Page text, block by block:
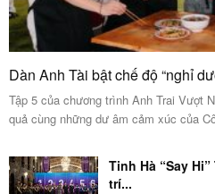
Dàn Anh Tài bật chế độ “nghỉ
Tập 5 của chương trình Anh Trai Vượt
quả cùng những dư âm cảm xúc của
Tinh Hà “Say
trí...